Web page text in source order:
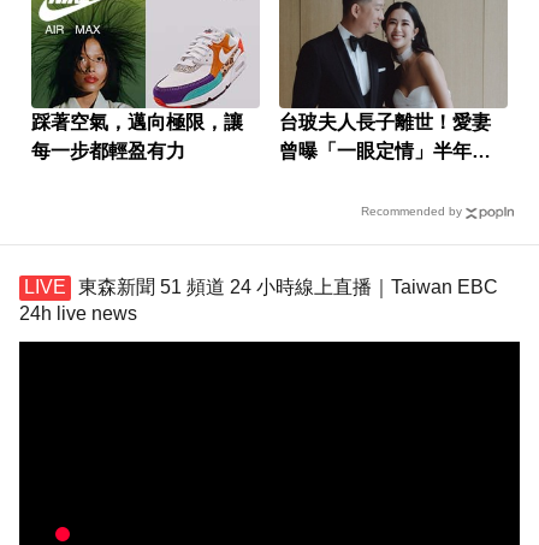
踩著空氣，邁向極限，讓
每一步都輕盈有力
台玻夫人長子離世！愛妻
曾曝「一眼定情」半年就
Recommended by
東森新聞 51 頻道 24 小時線上直播｜Taiwan EBC
24h live news